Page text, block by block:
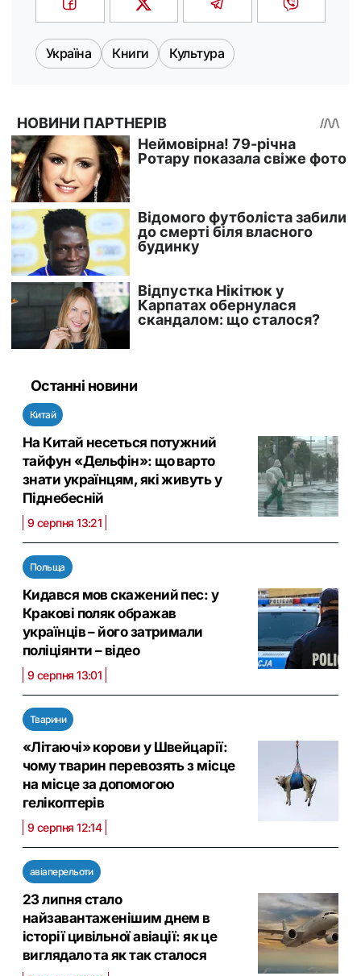
Україна Книги Культура
Останні новини
Китай
На Китай несеться потужний
тайфун «Дельфін»: що варто
знати українцям, які живуть у
Піднебесній
9 серпня 13:21
Польща
Кидався мов скажений пес: у
Кракові поляк ображав
українців – його затримали
поліціянти – відео
9 серпня 13:01
Тварини
«Літаючі» корови у Швейцарії:
чому тварин перевозять з місце
на місце за допомогою
гелікоптерів
9 серпня 12:14
авіаперельоти
23 липня стало
найзавантаженішим днем в
історії цивільної авіації: як це
виглядало та як так сталося